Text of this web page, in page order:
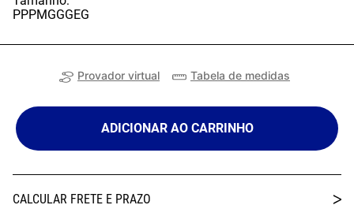
PPPMGGGEG
Provador virtual Tabela de medidas
ADICIONAR AO CARRINHO